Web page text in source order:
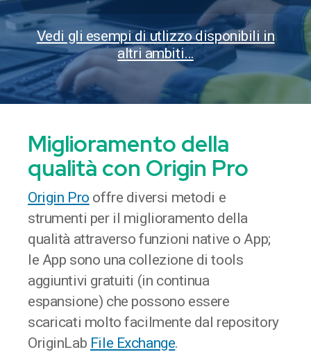
Vedi gli esempi di utlizzo disponibili in
altri ambiti…
Miglioramento della
qualità con Origin Pro
Origin Pro offre diversi metodi e
strumenti per il miglioramento della
qualità attraverso funzioni native o App;
le App sono una collezione di tools
aggiuntivi gratuiti (in continua
espansione) che possono essere
scaricati molto facilmente dal repository
OriginLab File Exchange.